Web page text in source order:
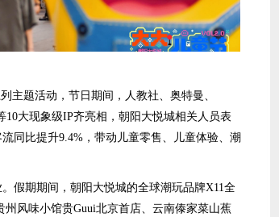
题活动，节日期间，人教社、奥特曼、
大现象级IP齐亮相，朝阳大悦城相关人员表
同比提升9.4%，带动儿童零售、儿童体验、潮
期期间，朝阳大悦城的全球潮玩品牌X11全
州风味小馆贵Guui北京首店、云南傣家菜山蕉